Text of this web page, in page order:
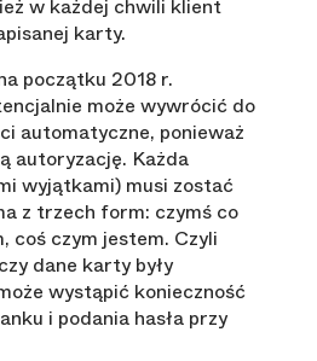
w każdej chwili klient
karty.
początku 2018 r.
może wywrócić do
automatyczne, ponieważ
autoryzację. Każda
wyjątkami) musi zostać
z trzech form: czymś co
coś czym jestem. Czyli
dane karty były
wystąpić konieczność
i podania hasła przy